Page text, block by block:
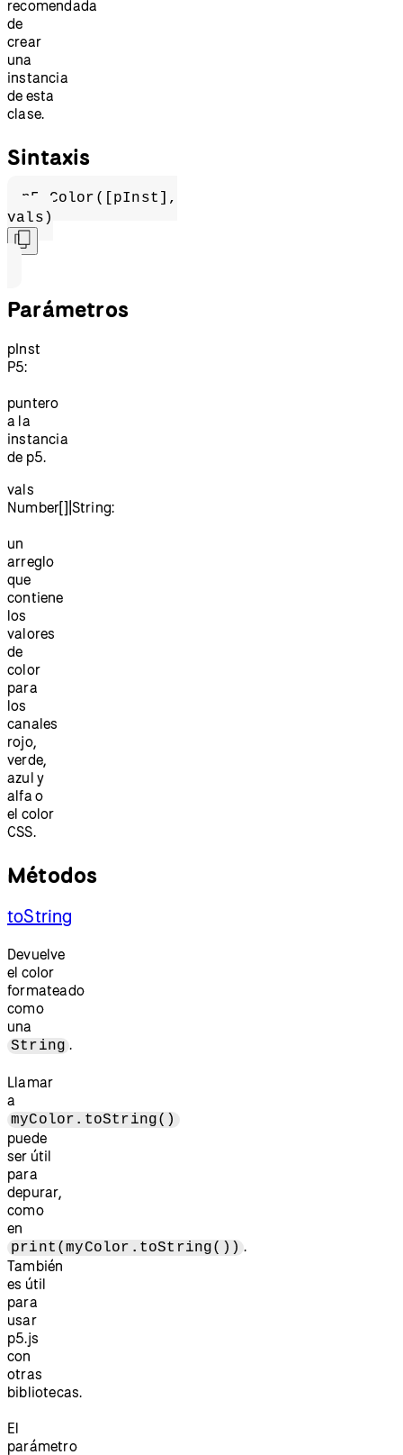
recomendada
de
crear
una
instancia
de esta
clase.
Sintaxis
p5.Color([pInst],
vals)
Parámetros
pInst
P5:
puntero
a la
instancia
de p5.
vals
Number[]|String:
un
arreglo
que
contiene
los
valores
de
color
para
los
canales
rojo,
verde,
azul y
alfa o
el color
CSS.
Métodos
toString
Devuelve
el color
formateado
como
una
String
Llamar
a
myColor.toString()
puede
ser útil
para
depurar,
como
en
print(myColor.toString())
También
es útil
para
usar
p5.js
con
otras
bibliotecas.
El
parámetro